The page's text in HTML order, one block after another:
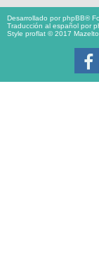
Desarrollado porphpBB®
Traducción al español por
Style proflat © 2017